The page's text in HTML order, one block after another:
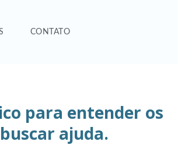
CONTATO
para entender os
ajuda.